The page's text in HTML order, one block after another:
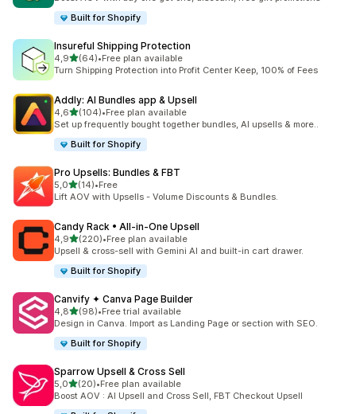
Built for Shopify
Insureful Shipping Protection
4,9de 5 estrelas
(64)
64 total de avaliações
•Free plan available
Turn Shipping Protection into Profit Center Keep, 100% of Fees
Addly: AI Bundles app & Upsell
4,6de 5 estrelas
(104)
104 total de avaliações
•Free plan available
Set up frequently bought together bundles, AI upsells & more..
Built for Shopify
Pro Upsells: Bundles & FBT
5,0de 5 estrelas
(14)
14 total de avaliações
•Free
Lift AOV with Upsells - Volume Discounts & Bundles.
Candy Rack • All‑in‑One Upsell
4,9de 5 estrelas
(220)
220 total de avaliações
•Free plan available
Upsell & cross-sell with Gemini AI and built-in cart drawer.
Built for Shopify
Canvify ✦ Canva Page Builder
4,8de 5 estrelas
(98)
98 total de avaliações
•Free trial available
Design in Canva. Import as Landing Page or section with SEO.
Built for Shopify
Sparrow Upsell & Cross Sell
5,0de 5 estrelas
(20)
20 total de avaliações
•Free plan available
Boost AOV : AI Upsell and Cross Sell, FBT Checkout Upsell